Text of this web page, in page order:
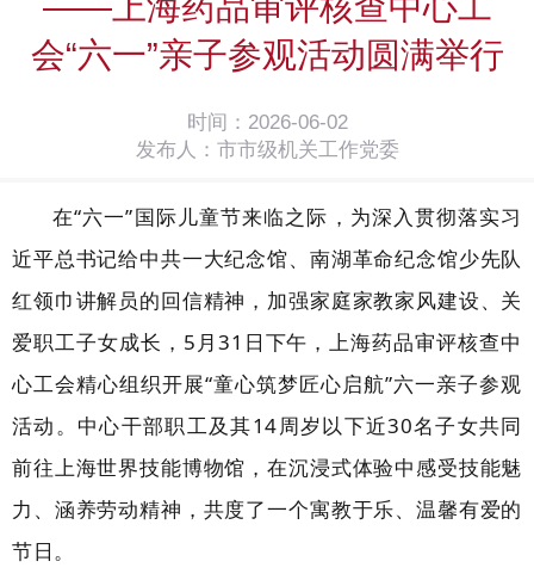
会“六一”亲子参观活动圆满举行
时间：2026-06-02
发布人：市市级机关工作党委
在“六一”国际儿童节来临之际 ，为深入贯彻落实习
近平总书记给中共一大纪念馆、南湖革命纪念馆少先队
红领巾讲解员的回信精神， 加强家庭家教家风建设、关
爱职工子女成长， 5月31日下午，上海药品审评核查中
心工会精心组织开展“童心筑梦匠心启航”六一亲子参观
活动。中心干部职工及其14周岁以下近30名子女共同
前往上海世界技能博物馆，在沉浸式体验中感受技能魅
力 、 涵养劳动精神，共度了一个寓教于乐、温馨有爱的
节日。